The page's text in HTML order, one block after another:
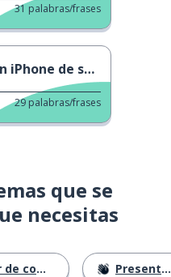
31 palabras/frases
de segunda mano
29 palabras/frases
que se
necesitas
compras Presentándose